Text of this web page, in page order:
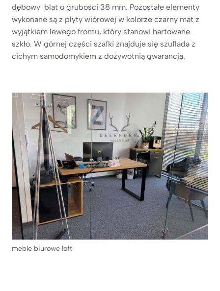
dębowy blat o grubości 38 mm. Pozostałe elementy
wykonane są z płyty wiórowej w kolorze czarny mat z
wyjątkiem lewego frontu, który stanowi hartowane
szkło. W górnej części szafki znajduje się szuflada z
cichym samodomykiem z dożywotnią gwarancją.
meble biurowe loft